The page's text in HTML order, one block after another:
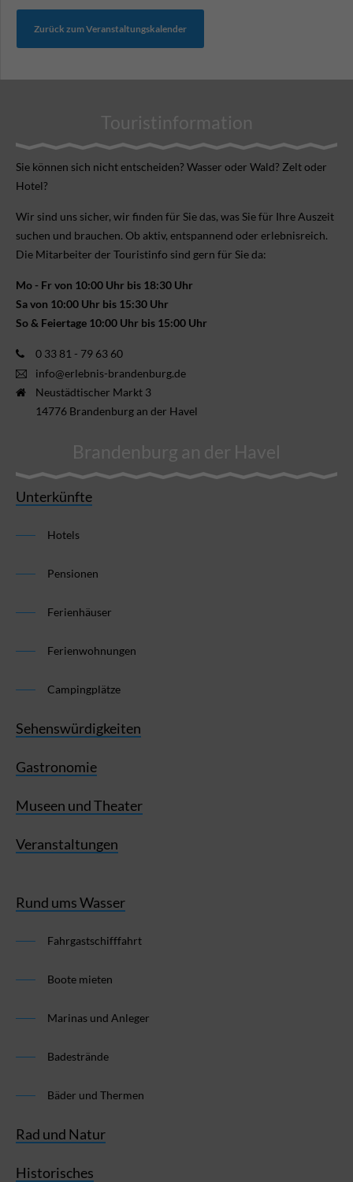
Zurück zum Veranstaltungskalender
Touristinformation
Sie können sich nicht ent­scheiden? Wasser oder Wald? Zelt oder
Hotel?
Wir sind uns sicher, wir finden für Sie das, was Sie für Ihre Aus­zeit
suchen und brauchen. Ob aktiv, ent­spannend oder erlebnis­reich.
Die Mitarbeiter der Touristinfo sind gern für Sie da:
Mo - Fr von 10:00 Uhr bis 18:30 Uhr
Sa von 10:00 Uhr bis 15:30 Uhr
So & Feiertage 10:00 Uhr bis 15:00 Uhr
0 33 81 - 79 63 60
info@erlebnis-brandenburg.de
Neustädtischer Markt 3
14776 Brandenburg an der Havel
Brandenburg an der Havel
Unterkünfte
Hotels
Pensionen
Ferienhäuser
Ferienwohnungen
Campingplätze
Sehenswürdigkeiten
Gastronomie
Museen und Theater
Veranstaltungen
Rund ums Wasser
Fahrgastschifffahrt
Boote mieten
Marinas und Anleger
Badestrände
Bäder und Thermen
Rad und Natur
Historisches